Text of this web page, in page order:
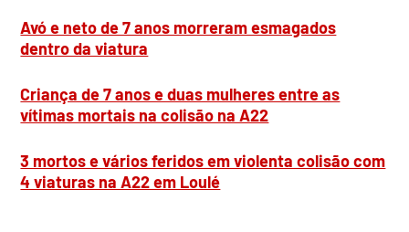
Avó e neto de 7 anos morreram esmagados
dentro da viatura
Criança de 7 anos e duas mulheres entre as
vítimas mortais na colisão na A22
3 mortos e vários feridos em violenta colisão com
4 viaturas na A22 em Loulé